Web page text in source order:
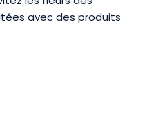
avec des produits